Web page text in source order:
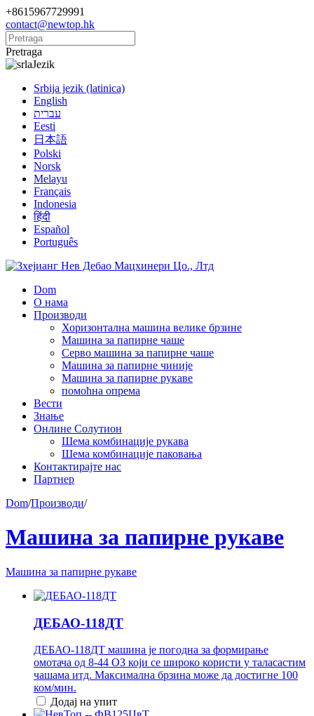
+8615967729991
contact@newtop.hk
Pretraga
Jezik
Srbija jezik (latinica)
English
עברית
Eesti
日本語
Polski
Norsk
Melayu
Français
Indonesia
हिंदी
Español
Português
Dom
О нама
Производи
Хоризонтална машина велике брзине
Машина за папирне чаше
Серво машина за папирне чаше
Машина за папирне чиније
Машина за папирне рукаве
помоћна опрема
Вести
Знање
Онлине Солутион
Шема комбинације рукава
Шема комбинације паковања
Контактирајте нас
Партнер
Dom/Производи/
Машина за папирне рукаве
Машина за папирне рукаве
ДЕБАО-118ДТ
ДЕБАО-118ДТ машина је погодна за формирање
омотача од 8-44 ОЗ који се широко користи у таласастим
чашама итд. Максимална брзина може да достигне 100
ком/мин.
Додај на упит